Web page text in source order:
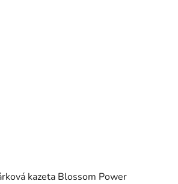
kazeta Blossom Power